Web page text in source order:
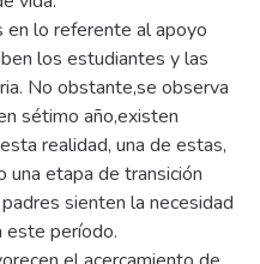
en lo referente al apoyo
los estudiantes y las
No obstante,se observa
sétimo año,existen
realidad, una de estas,
una etapa de transición
sienten la necesidad
este período.